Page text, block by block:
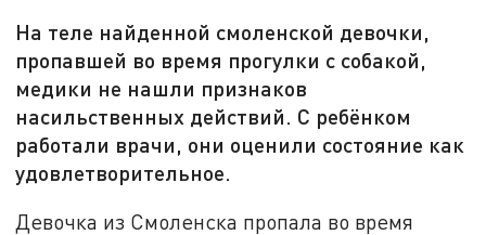
На теле найденной смоленской девочки,
пропавшей во время прогулки с собакой,
медики не нашли признаков
насильственных действий. С ребёнком
работали врачи, они оценили состояние как
удовлетворительное.
Девочка из Смоленска пропала во время